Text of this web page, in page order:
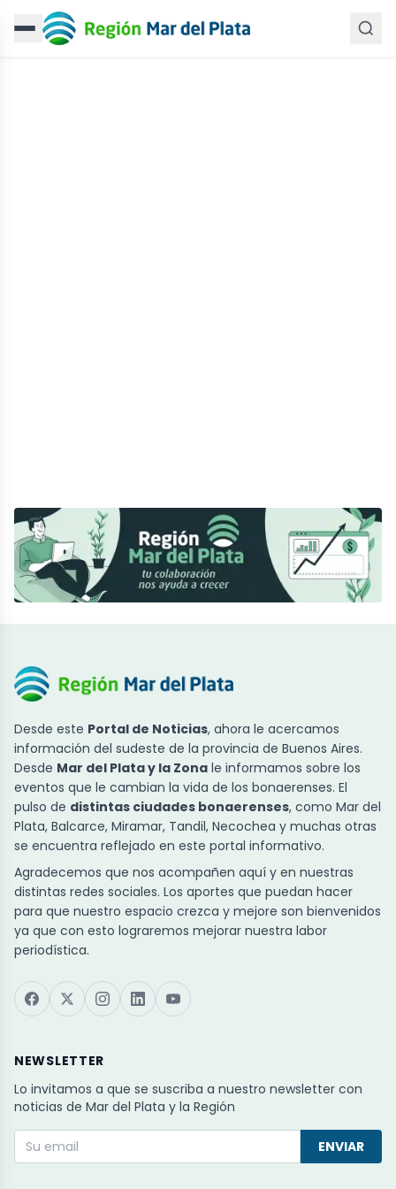
Desde este Portal de Noticias, ahora le acercamos
información del sudeste de la provincia de Buenos Aires.
Desde Mar del Plata y la Zona le informamos sobre los
eventos que le cambian la vida de los bonaerenses. El
pulso de distintas ciudades bonaerenses, como Mar del
Plata, Balcarce, Miramar, Tandil, Necochea y muchas otras
se encuentra reflejado en este portal informativo.
Agradecemos que nos acompañen aquí y en nuestras
distintas redes sociales. Los aportes que puedan hacer
para que nuestro espacio crezca y mejore son bienvenidos
ya que con esto lograremos mejorar nuestra labor
periodística.
NEWSLETTER
Lo invitamos a que se suscriba a nuestro newsletter con
noticias de Mar del Plata y la Región
ENVIAR